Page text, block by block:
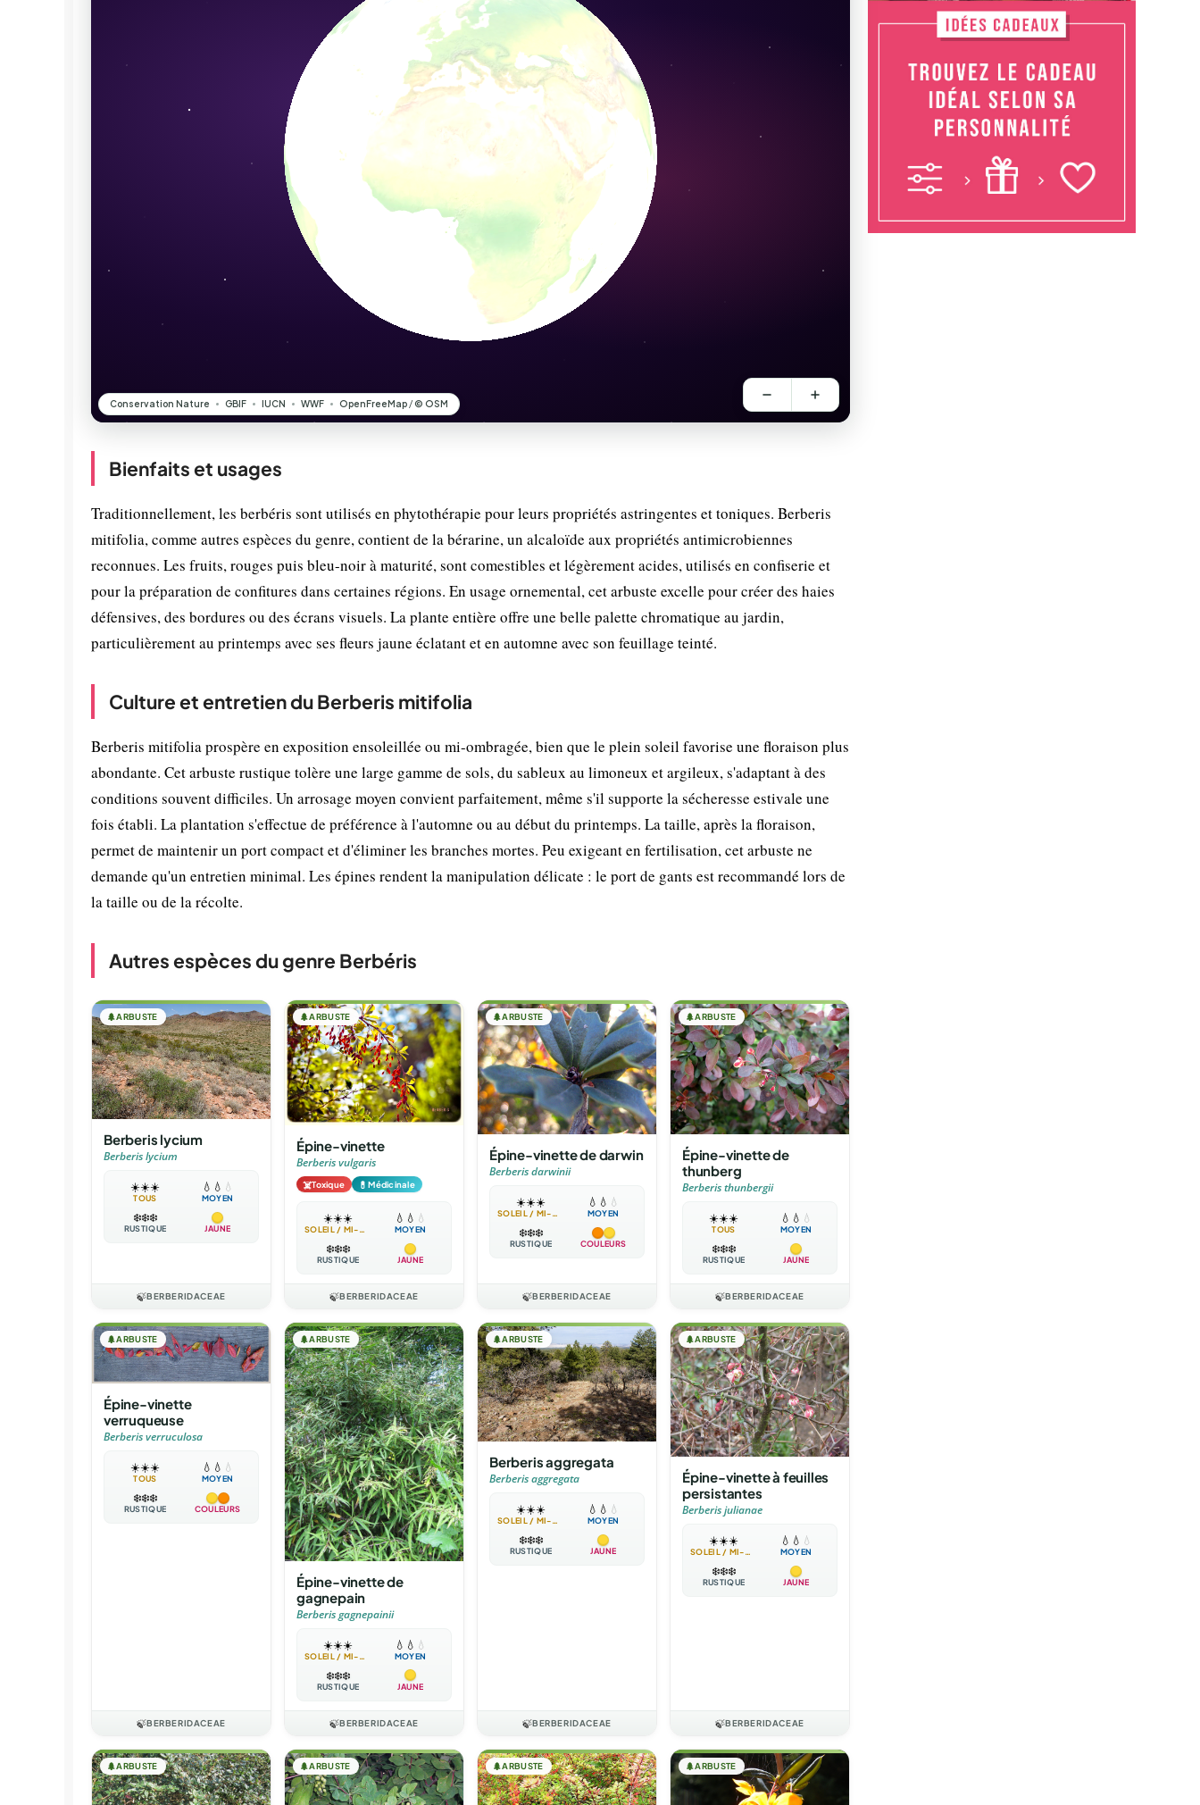
Bienfaits et usages
Traditionnellement, les berbéris sont utilisés en phytothérapie pour leurs propriétés astringentes et toniques. Berberis
mitifolia, comme autres espèces du genre, contient de la bérarine, un alcaloïde aux propriétés antimicrobiennes
reconnues. Les fruits, rouges puis bleu-noir à maturité, sont comestibles et légèrement acides, utilisés en confiserie et
pour la préparation de confitures dans certaines régions. En usage ornemental, cet arbuste excelle pour créer des haies
défensives, des bordures ou des écrans visuels. La plante entière offre une belle palette chromatique au jardin,
particulièrement au printemps avec ses fleurs jaune éclatant et en automne avec son feuillage teinté.
Culture et entretien du Berberis mitifolia
Berberis mitifolia prospère en exposition ensoleillée ou mi-ombragée, bien que le plein soleil favorise une floraison plus
abondante. Cet arbuste rustique tolère une large gamme de sols, du sableux au limoneux et argileux, s'adaptant à des
conditions souvent difficiles. Un arrosage moyen convient parfaitement, même s'il supporte la sécheresse estivale une
fois établi. La plantation s'effectue de préférence à l'automne ou au début du printemps. La taille, après la floraison,
permet de maintenir un port compact et d'éliminer les branches mortes. Peu exigeant en fertilisation, cet arbuste ne
demande qu'un entretien minimal. Les épines rendent la manipulation délicate : le port de gants est recommandé lors de
la taille ou de la récolte.
Autres espèces du genre Berbéris
🌲ARBUSTE
Berberis lycium
Berberis lycium
☀️☀️☀️
TOUS
💧 💧 💧
MOYEN
❄️❄️❄️
RUSTIQUE JAUNE
🍃BERBERIDACEAE
🌲ARBUSTE
Épine-vinette
Berberis vulgaris
☠️Toxique 💊Médicinale
☀️☀️☀️
SOLEIL / MI-OMBRE
💧 💧 💧
MOYEN
❄️❄️❄️
RUSTIQUE JAUNE
🍃BERBERIDACEAE
🌲ARBUSTE
Épine-vinette de darwin
Berberis darwinii
☀️☀️☀️
SOLEIL / MI-OMBRE
💧 💧 💧
MOYEN
❄️❄️❄️
RUSTIQUE COULEURS
🍃BERBERIDACEAE
🌲ARBUSTE
Épine-vinette de
thunberg
Berberis thunbergii
☀️☀️☀️
TOUS
💧 💧 💧
MOYEN
❄️❄️❄️
RUSTIQUE JAUNE
🍃BERBERIDACEAE
🌲ARBUSTE
Épine-vinette
verruqueuse
Berberis verruculosa
☀️☀️☀️
TOUS
💧 💧 💧
MOYEN
❄️❄️❄️
RUSTIQUE COULEURS
🍃BERBERIDACEAE
🌲ARBUSTE
Épine-vinette de
gagnepain
Berberis gagnepainii
☀️☀️☀️
SOLEIL / MI-OMBRE
💧 💧 💧
MOYEN
❄️❄️❄️
RUSTIQUE JAUNE
🍃BERBERIDACEAE
🌲ARBUSTE
Berberis aggregata
Berberis aggregata
☀️☀️☀️
SOLEIL / MI-OMBRE
💧 💧 💧
MOYEN
❄️❄️❄️
RUSTIQUE JAUNE
🍃BERBERIDACEAE
🌲ARBUSTE
Épine-vinette à feuilles
persistantes
Berberis julianae
☀️☀️☀️
SOLEIL / MI-OMBRE
💧 💧 💧
MOYEN
❄️❄️❄️
RUSTIQUE JAUNE
🍃BERBERIDACEAE
🌲ARBUSTE 🌲ARBUSTE 🌲ARBUSTE 🌲ARBUSTE